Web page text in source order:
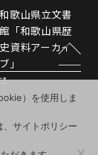
和歌山県立文書
館「和歌山県歴
史資料アーカイ
ブ」
）を使用しま
サイトポリシー